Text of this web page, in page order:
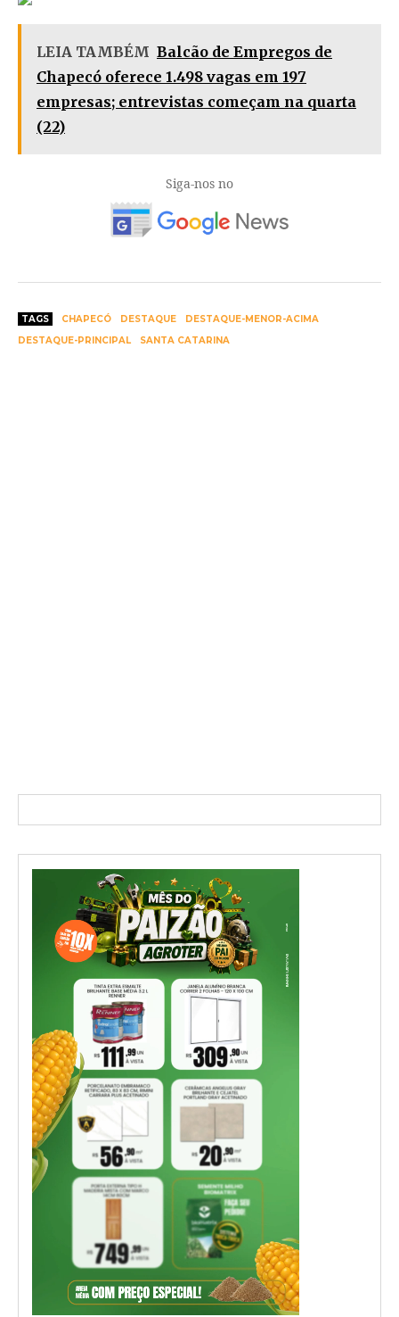
LEIA TAMBÉM Balcão de Empregos de
Chapecó oferece 1.498 vagas em 197
empresas; entrevistas começam na quarta
(22)
Siga-nos no
TAGS CHAPECÓ DESTAQUE
DESTAQUE-MENOR-ACIMA
DESTAQUE-PRINCIPAL
SANTA CATARINA